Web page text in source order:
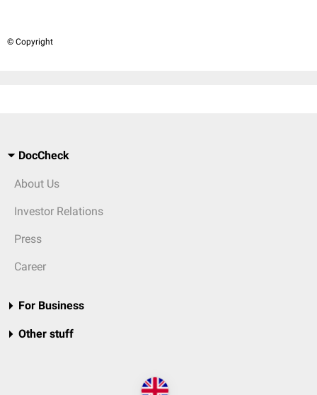
© Copyright
DocCheck
About Us
Investor Relations
Press
Career
For Business
Other stuff